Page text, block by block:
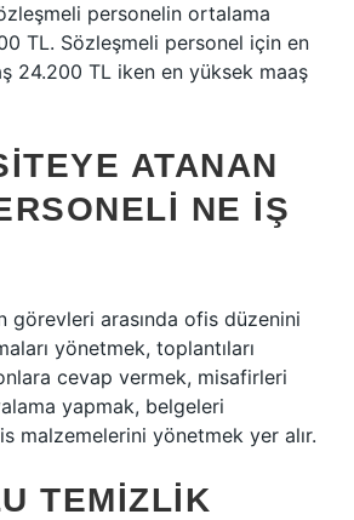
personelin ortalama
TL. Sözleşmeli personel için en
24.200 TL iken en yüksek maaş
ATANAN
NE IŞ
görevleri arasında ofis düzenini
yönetmek, toplantıları
cevap vermek, misafirleri
yapmak, belgeleri
malzemelerini yönetmek yer alır.
TEMIZLIK